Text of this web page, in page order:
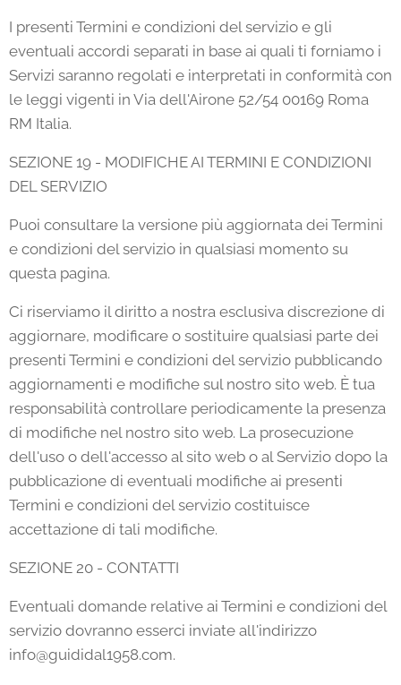
I presenti Termini e condizioni del servizio e gli
eventuali accordi separati in base ai quali ti forniamo i
Servizi saranno regolati e interpretati in conformità con
le leggi vigenti in Via dell'Airone 52/54 00169 Roma
RM Italia.
SEZIONE 19 - MODIFICHE AI TERMINI E CONDIZIONI
DEL SERVIZIO
Puoi consultare la versione più aggiornata dei Termini
e condizioni del servizio in qualsiasi momento su
questa pagina.
Ci riserviamo il diritto a nostra esclusiva discrezione di
aggiornare, modificare o sostituire qualsiasi parte dei
presenti Termini e condizioni del servizio pubblicando
aggiornamenti e modifiche sul nostro sito web. È tua
responsabilità controllare periodicamente la presenza
di modifiche nel nostro sito web. La prosecuzione
dell'uso o dell'accesso al sito web o al Servizio dopo la
pubblicazione di eventuali modifiche ai presenti
Termini e condizioni del servizio costituisce
accettazione di tali modifiche.
SEZIONE 20 - CONTATTI
Eventuali domande relative ai Termini e condizioni del
servizio dovranno esserci inviate all'indirizzo
info@guididal1958.com.